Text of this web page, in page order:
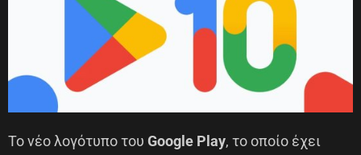
Το νέο λογότυπο του Google Play, το οποίο έχει